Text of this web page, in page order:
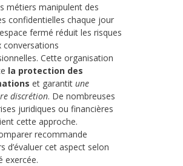
métiers manipulent des
confidentielles chaque jour
fermé réduit les risques
conversations
Cette organisation
la protection des
et garantit une
discrétion. De nombreuses
juridiques ou financières
cette approche.
recommande
d’évaluer cet aspect selon
exercée.